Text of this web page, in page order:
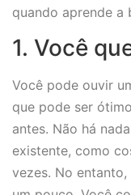
quando aprende a
1. Você
Você pode ouvir
que pode ser
antes. Não há
existente, como
vezes. No